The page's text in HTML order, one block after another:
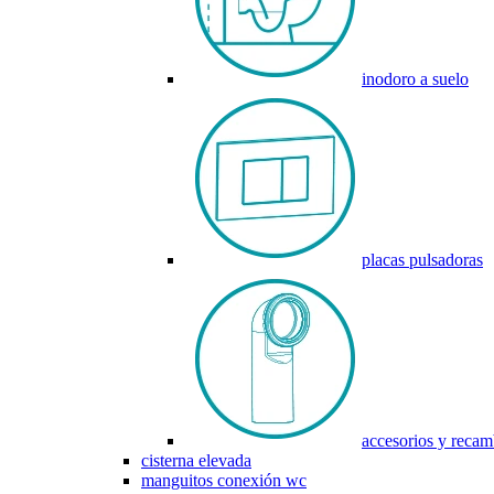
inodoro a suelo
placas pulsadoras
accesorios y
cisterna elevada
manguitos conexión wc